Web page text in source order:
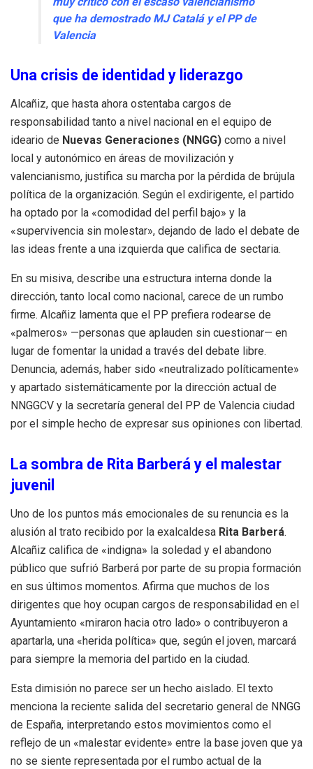
que ha demostrado MJ Catalá y el PP de
Valencia
Una crisis de identidad y liderazgo
Alcañiz, que hasta ahora ostentaba cargos de
responsabilidad tanto a nivel nacional en el equipo de
ideario de Nuevas Generaciones (NNGG) como a nivel
local y autonómico en áreas de movilización y
valencianismo, justifica su marcha por la pérdida de brújula
política de la organización. Según el exdirigente, el partido
ha optado por la «comodidad del perfil bajo» y la
«supervivencia sin molestar», dejando de lado el debate de
las ideas frente a una izquierda que califica de sectaria.
En su misiva, describe una estructura interna donde la
dirección, tanto local como nacional, carece de un rumbo
firme. Alcañiz lamenta que el PP prefiera rodearse de
«palmeros» —personas que aplauden sin cuestionar— en
lugar de fomentar la unidad a través del debate libre.
Denuncia, además, haber sido «neutralizado políticamente»
y apartado sistemáticamente por la dirección actual de
NNGGCV y la secretaría general del PP de Valencia ciudad
por el simple hecho de expresar sus opiniones con libertad.
La sombra de Rita Barberá y el malestar
juvenil
Uno de los puntos más emocionales de su renuncia es la
alusión al trato recibido por la exalcaldesa Rita Barberá.
Alcañiz califica de «indigna» la soledad y el abandono
público que sufrió Barberá por parte de su propia formación
en sus últimos momentos. Afirma que muchos de los
dirigentes que hoy ocupan cargos de responsabilidad en el
Ayuntamiento «miraron hacia otro lado» o contribuyeron a
apartarla, una «herida política» que, según el joven, marcará
para siempre la memoria del partido en la ciudad.
Esta dimisión no parece ser un hecho aislado. El texto
menciona la reciente salida del secretario general de NNGG
de España, interpretando estos movimientos como el
reflejo de un «malestar evidente» entre la base joven que ya
no se siente representada por el rumbo actual de la